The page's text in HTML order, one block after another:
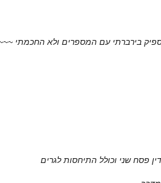
פסח שני וכולל התיחסות לגרים